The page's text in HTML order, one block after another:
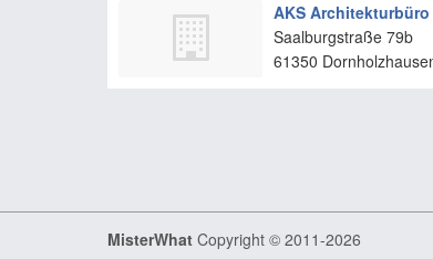
AKS
Saalburgstraße 79b
61350
MisterWhat Copyright © 2011-2026